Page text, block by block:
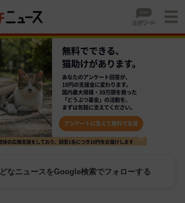
なニュースをGoogle検索でフォローする